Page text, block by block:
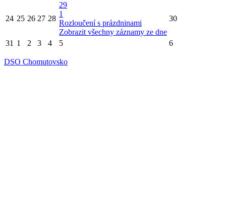
24 25 26 27 28
29
1
Rozloučení s prázdninami
Zobrazit všechny záznamy ze dne
30
31 1 2 3 4 5 6
DSO Chomutovsko